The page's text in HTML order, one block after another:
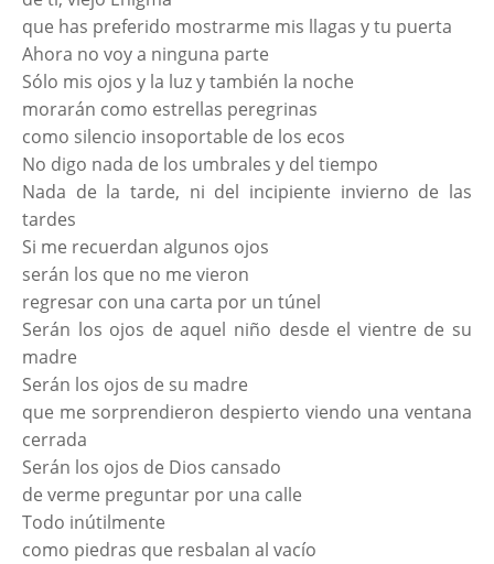
que has preferido mostrarme mis llagas y tu puerta
Ahora no voy a ninguna parte
Sólo mis ojos y la luz y también la noche
morarán como estrellas peregrinas
como silencio insoportable de los ecos
No digo nada de los umbrales y del tiempo
Nada de la tarde, ni del incipiente invierno de las
tardes
Si me recuerdan algunos ojos
serán los que no me vieron
regresar con una carta por un túnel
Serán los ojos de aquel niño desde el vientre de su
madre
Serán los ojos de su madre
que me sorprendieron despierto viendo una ventana
cerrada
Serán los ojos de Dios cansado
de verme preguntar por una calle
Todo inútilmente
como piedras que resbalan al vacío